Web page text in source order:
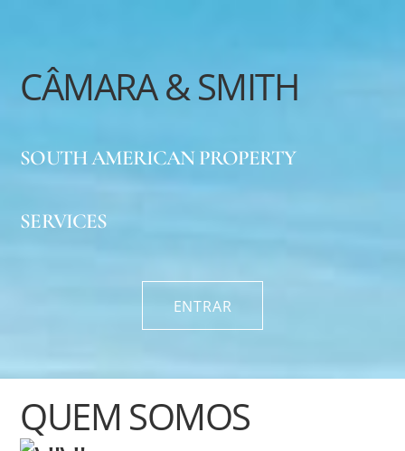
CÂMARA & SMITH
SOUTH AMERICAN PROPERTY
SERVICES
ENTRAR
QUEM SOMOS